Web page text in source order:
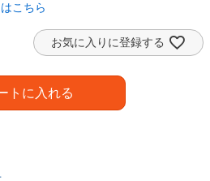
こちら
お気に入りに登録する
トに入れる